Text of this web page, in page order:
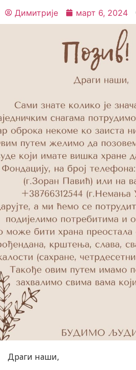
Димитрије март 6, 2024
Драги наши,